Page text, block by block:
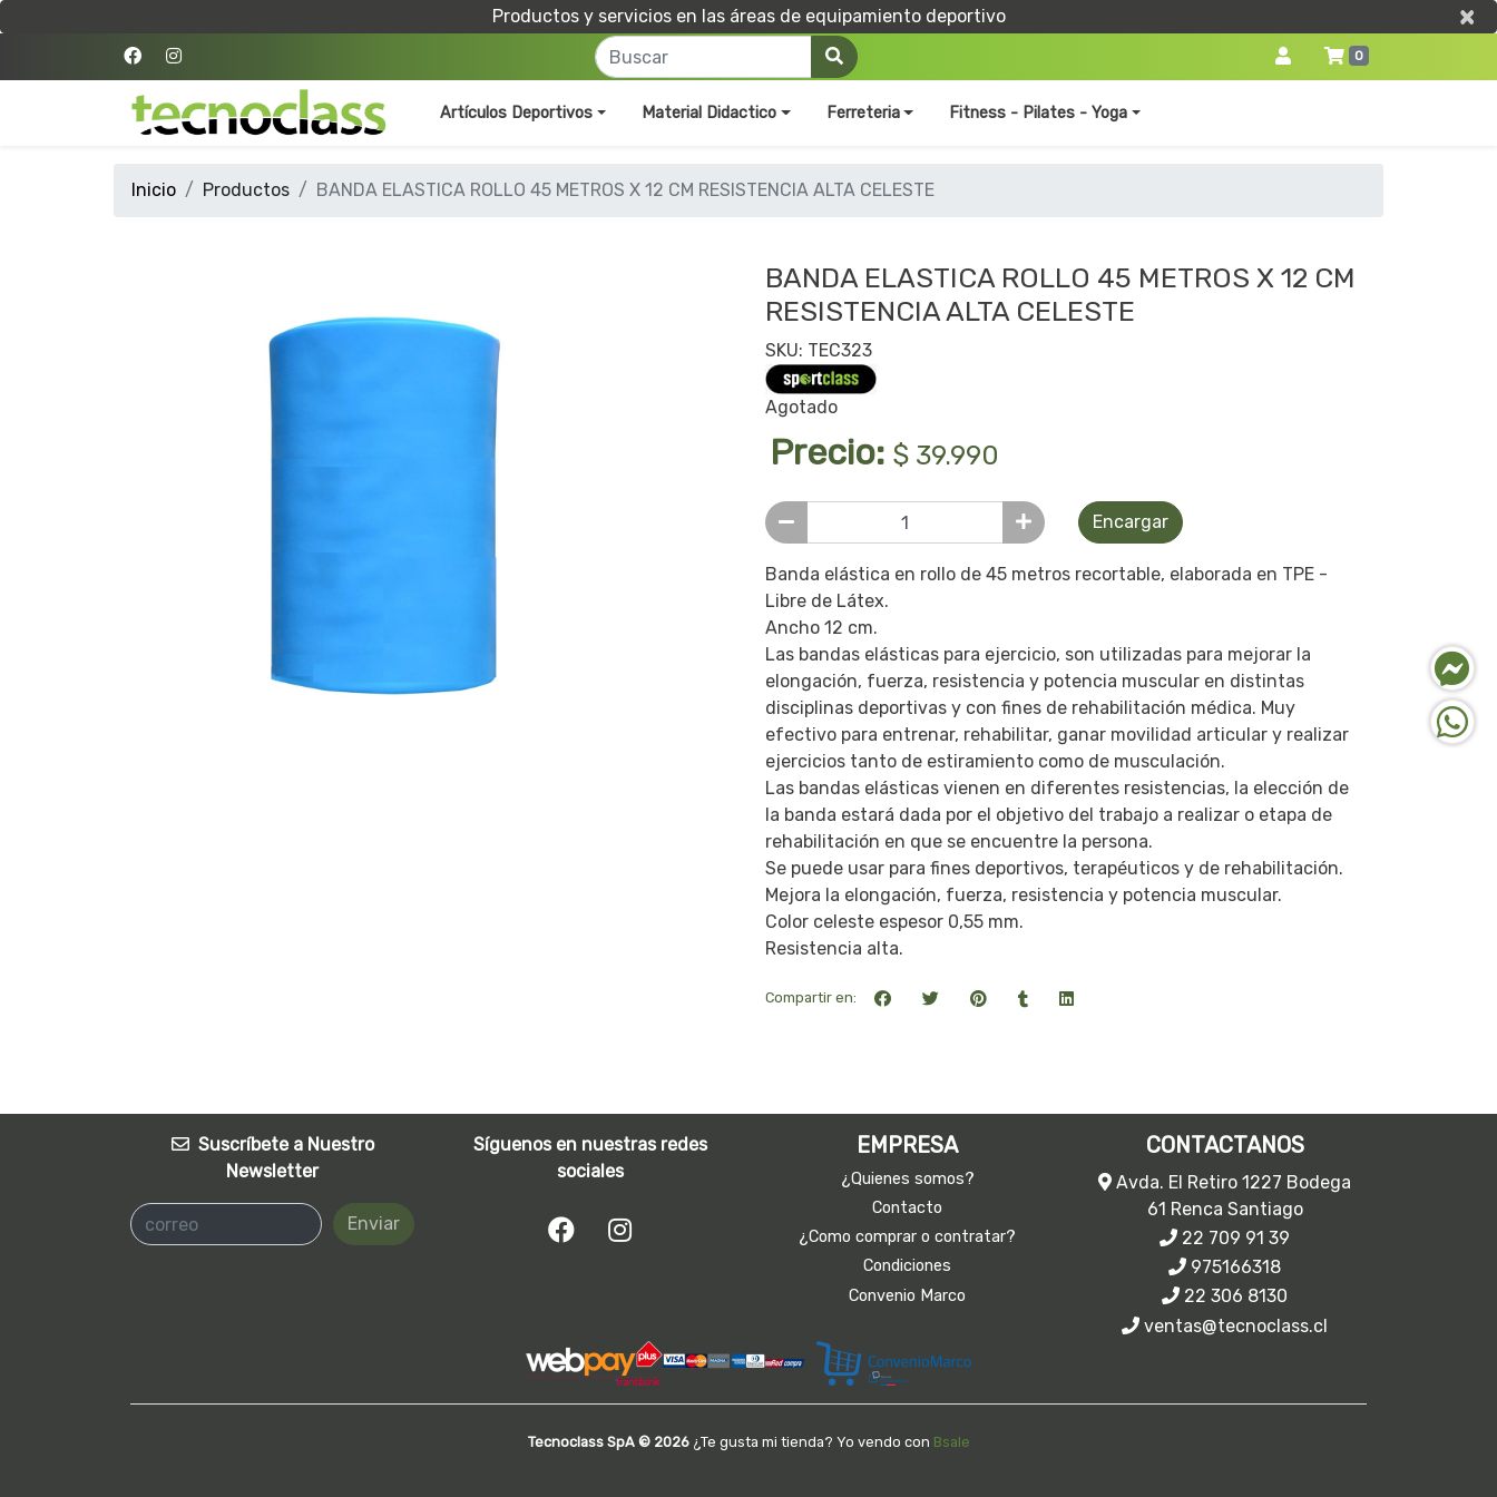
Productos y servicios en las áreas de equipamiento deportivo ×
×
0
Artículos Deportivos Material Didactico Ferreteria Fitness - Pilates - Yoga
Inicio Productos BANDA ELASTICA ROLLO 45 METROS X 12 CM RESISTENCIA ALTA CELESTE
BANDA ELASTICA ROLLO 45 METROS X 12 CM
RESISTENCIA ALTA CELESTE
SKU: TEC323
Agotado
Precio: $ 39.990
Encargar
Banda elástica en rollo de 45 metros recortable, elaborada en TPE -
Libre de Látex.
Ancho 12 cm.
Las bandas elásticas para ejercicio, son utilizadas para mejorar la
elongación, fuerza, resistencia y potencia muscular en distintas
disciplinas deportivas y con fines de rehabilitación médica. Muy
efectivo para entrenar, rehabilitar, ganar movilidad articular y realizar
ejercicios tanto de estiramiento como de musculación.
Las bandas elásticas vienen en diferentes resistencias, la elección de
la banda estará dada por el objetivo del trabajo a realizar o etapa de
rehabilitación en que se encuentre la persona.
Se puede usar para fines deportivos, terapéuticos y de rehabilitación.
Mejora la elongación, fuerza, resistencia y potencia muscular.
Color celeste espesor 0,55 mm.
Resistencia alta.
Compartir en:
Suscríbete a Nuestro
Newsletter
Enviar
Síguenos en nuestras redes
sociales
EMPRESA
¿Quienes somos?
Contacto
¿Como comprar o contratar?
Condiciones
Convenio Marco
CONTACTANOS
Avda. El Retiro 1227 Bodega
61 Renca Santiago
22 709 91 39
975166318
22 306 8130
ventas@tecnoclass.cl
Tecnoclass SpA © 2026¿Te gusta mi tienda? Yo vendo con Bsale